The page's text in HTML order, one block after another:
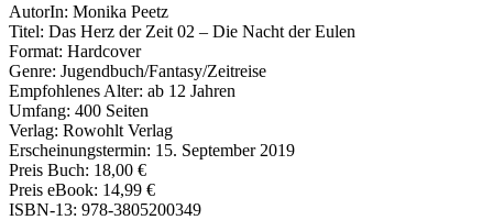
AutorIn: Monika Peetz
Titel: Das Herz der Zeit 02 – Die Nacht der Eulen
Format: Hardcover
Genre: Jugendbuch/Fantasy/Zeitreise
Empfohlenes Alter: ab 12 Jahren
Umfang: 400 Seiten
Verlag: Rowohlt Verlag
Erscheinungstermin: 15. September 2019
Preis Buch: 18,00 €
Preis eBook: 14,99 €
ISBN-13: 978-3805200349